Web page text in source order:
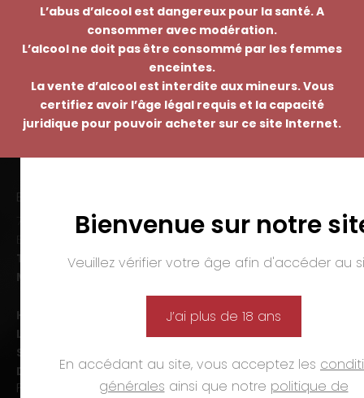
L’abus d’alcool est dangereux pour la santé. A
consommer avec modération.
L’alcool ne doit pas être consommé par les femmes
enceintes.
La vente d’alcool est interdite aux mineurs. Vous
certifiez avoir l’âge légal requis et la capacité
juridique pour pouvoir acheter sur ce site Internet.
Bienvenue sur notre
Veuillez vérifier votre âge afin d'accéder au
J’ai plus de 18 ans
En accédant au site, vous acceptez les
générales ainsi que notre politique de
EMMANUEL NASTI
7 avenue Pierre Pflimlin – ZAC Espale
Tél. :
03 89 46 50 35
Mail :
Horaires d’ouverture :
Lun-ven. :
09h00-12h00 et 14h00-19h00
Sam. :
Dim. et jours fériés :fermé
PAIEMENTS